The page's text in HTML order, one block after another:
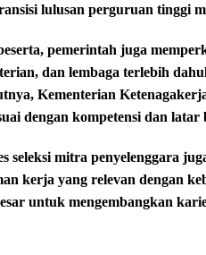
lulusan perguruan tinggi
pemerintah juga
dan lembaga terlebih
Kementerian
dengan kompetensi dan
seleksi mitra penyelenggara
kerja yang relevan dengan
untuk mengembangkan